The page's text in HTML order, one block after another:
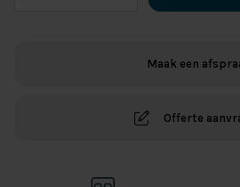
Maak een
Offerte